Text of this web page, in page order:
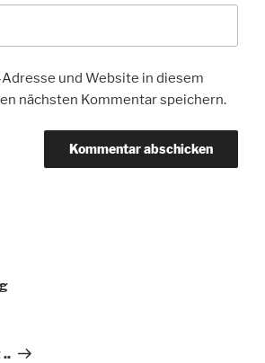
und Website in diesem
nächsten Kommentar speichern.
..